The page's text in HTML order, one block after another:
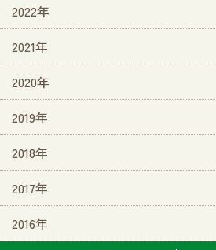
2022年
2021年
2020年
2019年
2018年
2017年
2016年